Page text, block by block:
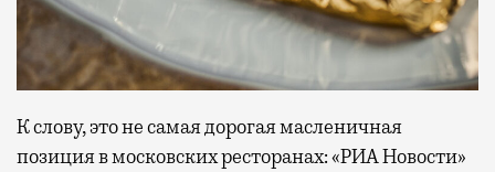
К слову, это не самая дорогая масленичная
позиция в московских ресторанах: «РИА Новости»